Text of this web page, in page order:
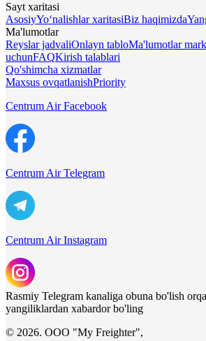
Sayt xaritasi
AsosiyYo‘nalishlar xaritasiBiz haqimizda
Ma'lumotlar
Reyslar jadvaliOnlayn tabloMa'lumotlar
uchunFAQKirish talablari
Qo'shimcha xizmatlar
Maxsus ovqatlanishPriority
Centrum Air Facebook
Centrum Air Telegram
Centrum Air Instagram
Rasmiy Telegram kanaliga obuna bo'lish
yangiliklardan xabardor bo'ling
© 2026. ООО "My Freighter",